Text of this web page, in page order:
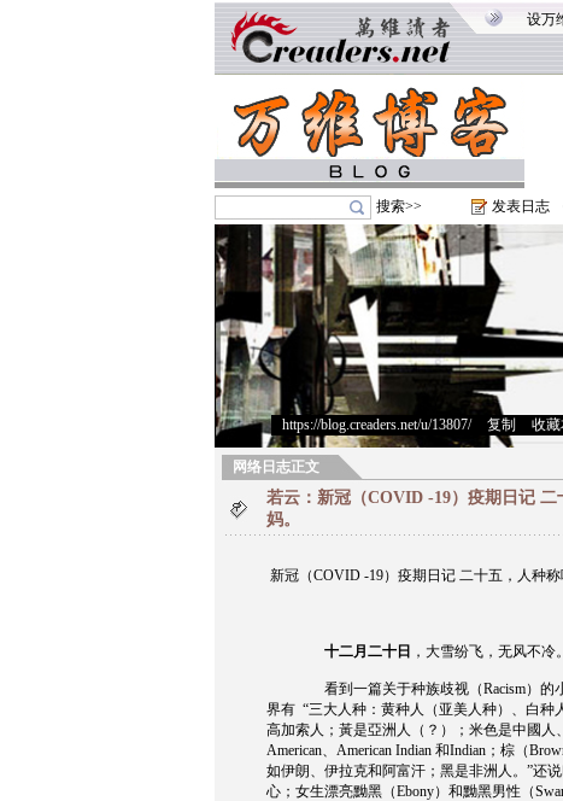
设万
搜索>> 发表日志
https://blog.creaders.net/u/13807/> 复制 收
网络日志正文
若云：新冠（COVID -19）疫期日记
妈。
新冠（COVID -19）疫期日记 二十五，人种称
十二月二十日 ，大雪纷飞，无风不冷
看到一篇关于种族歧视（Racism）的
界有 “三大人种：黄种人（亚美人种）、白
高加索人；黃是亞洲人（？）；米色是中國
American、 American Indian 和Indian；棕（
如伊朗、伊拉克和阿富汗；黑是非洲人。”还
心；女生漂亮黝黑（Ebony）和黝黑男性（